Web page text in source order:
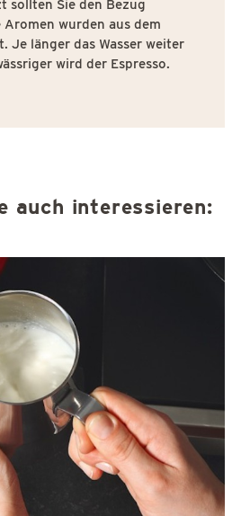
sollten Sie den Bezug
Aromen wurden aus dem
Je länger das Wasser weiter
wird der Espresso.
auch interessieren: